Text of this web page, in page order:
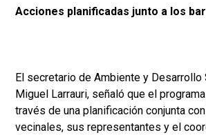
Acciones planificadas junto a los
El secretario de Ambiente y Desarrollo
Miguel Larrauri, señaló que el
través de una planificación conjunta
vecinales, sus representantes y el